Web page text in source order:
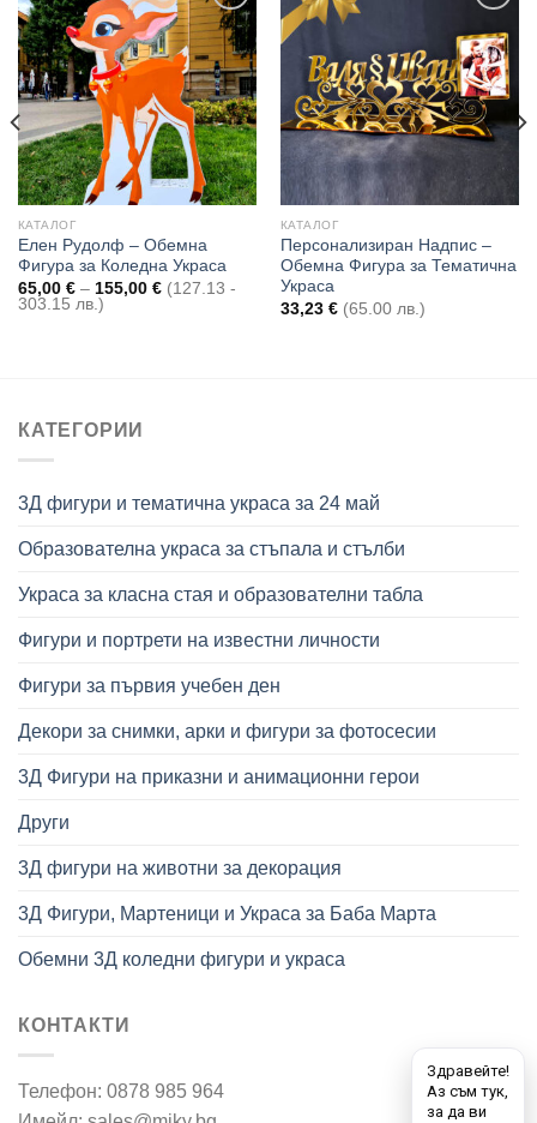
Add to
wishlist
КАТАЛОГ
Елен Рудолф – Обемна
Фигура за Коледна Украса
65,00 € – 155,00 €Price
range:
(127.13 -
303.15 лв.)
Add to
wishlist
КАТАЛОГ
Персонализиран Надпис –
Обемна Фигура за Тематична
Украса
33,23 € (65.00 лв.)
КАТЕГОРИИ
3Д фигури и тематична украса за 24 май
Образователна украса за стъпала и стълби
Украса за класна стая и образователни табла
Фигури и портрети на известни личности
Фигури за първия учебен ден
Декори за снимки, арки и фигури за фотосесии
3Д Фигури на приказни и анимационни герои
Други
3Д фигури на животни за декорация
3Д Фигури, Мартеници и Украса за Баба Марта
Обемни 3Д коледни фигури и украса
КОНТАКТИ
Телефон: 0878 985 964